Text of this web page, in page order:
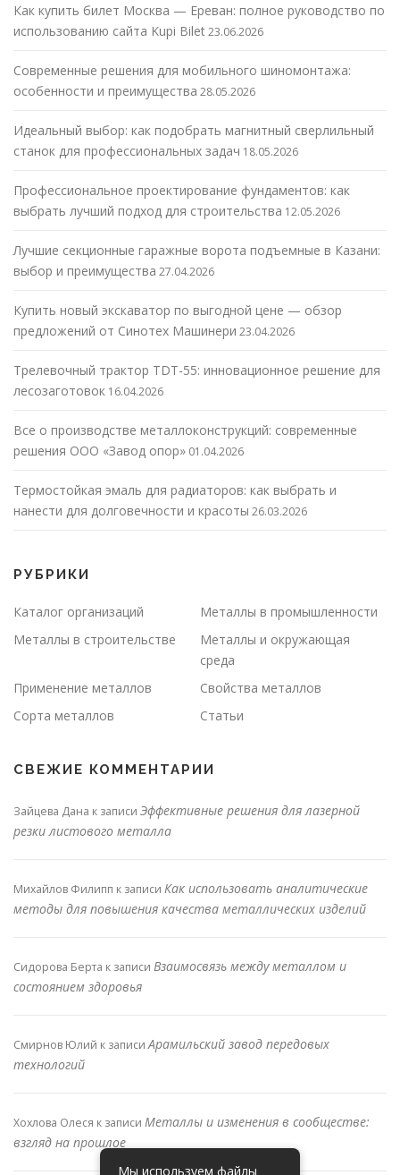
Как купить билет Москва — Ереван: полное руководство по
использованию сайта Kupi Bilet23.06.2026
Современные решения для мобильного шиномонтажа:
особенности и преимущества 28.05.2026
Идеальный выбор: как подобрать магнитный сверлильный
станок для профессиональных задач 18.05.2026
Профессиональное проектирование фундаментов: как
выбрать лучший подход для строительства 12.05.2026
Лучшие секционные гаражные ворота подъемные в Казани:
выбор и преимущества 27.04.2026
Купить новый экскаватор по выгодной цене — обзор
предложений от Синотех Машинери 23.04.2026
Трелевочный трактор TDT-55: инновационное решение для
лесозаготовок 16.04.2026
Все о производстве металлоконструкций: современные
решения ООО «Завод опор» 01.04.2026
Термостойкая эмаль для радиаторов: как выбрать и
нанести для долговечности и красоты 26.03.2026
РУБРИКИ
Каталог организаций
Металлы в промышленности
Металлы в строительстве
Металлы и окружающая
среда
Применение металлов
Свойства металлов
Сорта металлов
Статьи
СВЕЖИЕ КОММЕНТАРИИ
Зайцева Дана к записи Эффективные решения для лазерной
резки листового металла
Михайлов Филипп к записи Как использовать аналитические
методы для повышения качества металлических изделий
Сидорова Берта к записи Взаимосвязь между металлом и
состоянием здоровья
Смирнов Юлий к записиАрамильский завод передовых
технологий
Хохлова Олеся к записи Металлы и изменения в сообществе:
взгляд на прошлое
Мы используем файлы